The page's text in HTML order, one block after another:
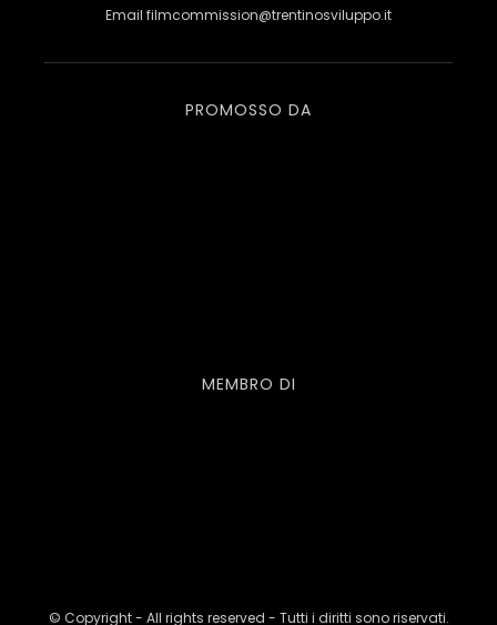
Email filmcommission@trentinosviluppo.it
PROMOSSO DA
MEMBRO DI
© Copyright - All rights reserved - Tutti i diritti sono riservati.